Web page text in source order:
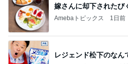
嫁さんに却下されたび
Amebaトピックス 1日前
レジェンド松下のなん